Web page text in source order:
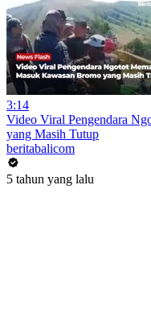
3:14
Video Viral Pengendara
yang Masih Tutup
beritabalicom
5 tahun yang lalu